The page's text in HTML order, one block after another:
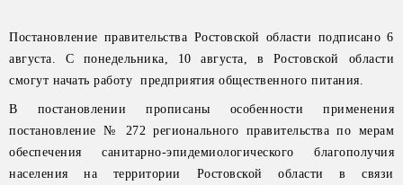
Постановление правительства Ростовской области подписано 6
августа. С понедельника, 10 августа, в Ростовской области
смогут начать работу предприятия общественного питания.
В постановлении прописаны особенности применения
постановление № 272 регионального правительства по мерам
обеспечения санитарно-эпидемиологического благополучия
населения на территории Ростовской области в связи